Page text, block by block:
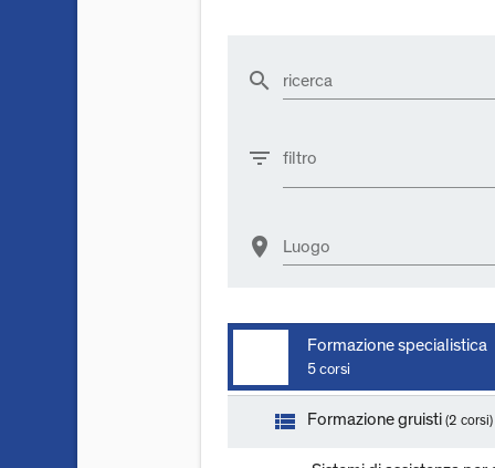
search ricerca
filter_list filtro
location_on Luogo
Formazione specialistica
5 corsi
view_list Formazione gruisti (2 corsi)